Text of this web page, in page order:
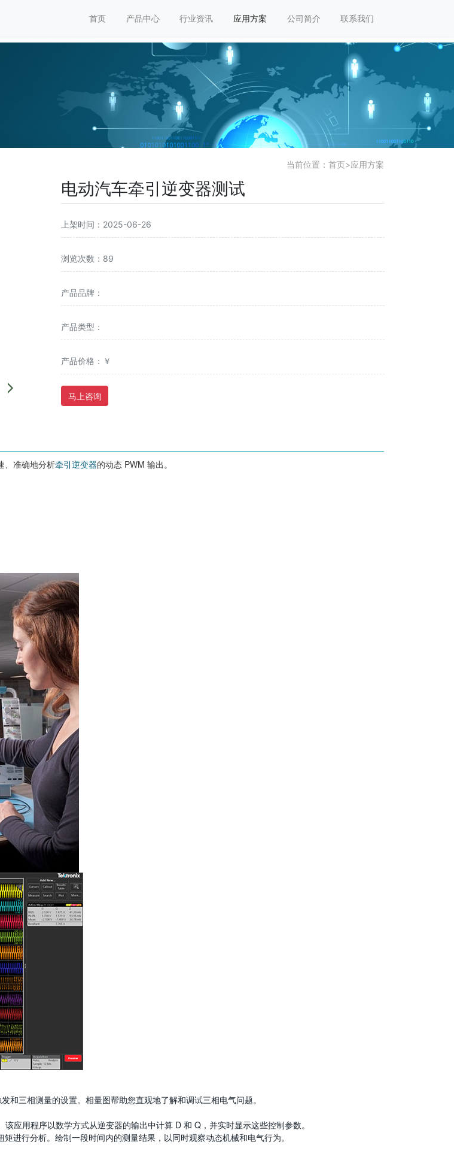
首页 产品中心 行业资讯 应用方案 公司简介 联系我们
当前位置： 首页>应用方案
电动汽车牵引逆变器测试
上架时间：2025-06-26
浏览次数：89
产品品牌：
产品类型：
产品价格：￥
马上咨询
、准确地分析牵引逆变器的动态 PWM 输出。
三相测量的设置。相量图帮助您直观地了解和调试三相电气问题。
应用程序以数学方式从逆变器的输出中计算 D 和 Q，并实时显示这些控制参数。
进行分析。绘制一段时间内的测量结果，以同时观察动态机械和电气行为。